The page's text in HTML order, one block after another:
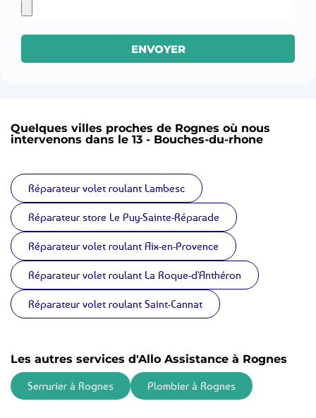
ENVOYER
Quelques villes proches de Rognes où nous
intervenons dans le 13 - Bouches-du-rhone
Réparateur volet roulant Lambesc
Réparateur store Le Puy-Sainte-Réparade
Réparateur volet roulant Aix-en-Provence
Réparateur volet roulant La Roque-d'Anthéron
Réparateur volet roulant Saint-Cannat
Les autres services d'Allo Assistance à Rognes
Serrurier à Rognes Plombier à Rognes